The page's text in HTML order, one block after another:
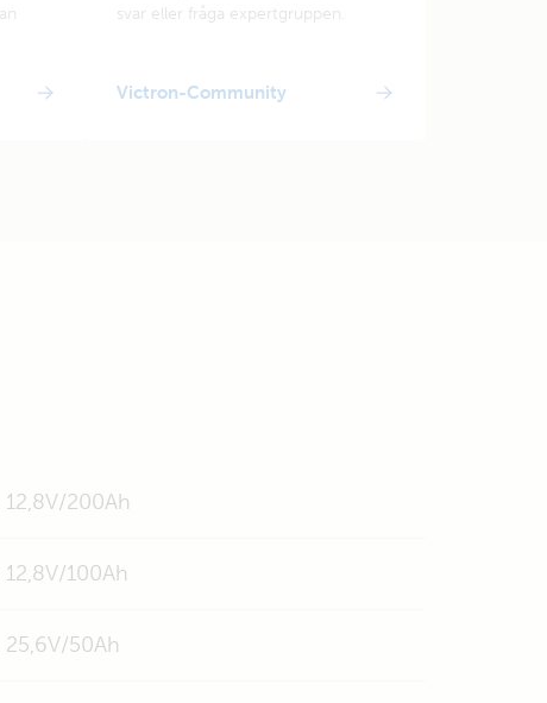
svar eller fråga expertgruppen.
Victron-Community
200Ah
100Ah
50Ah